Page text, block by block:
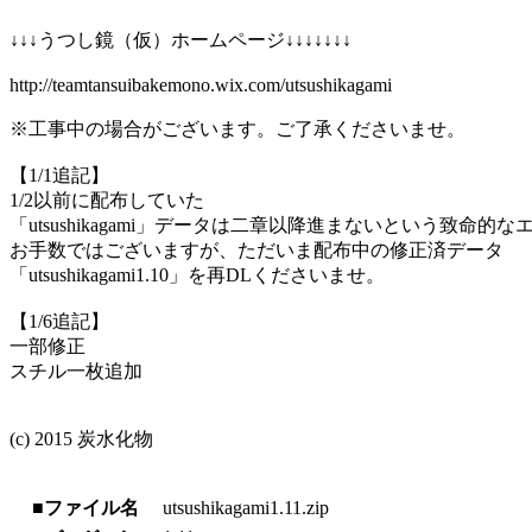
↓↓↓うつし鏡（仮）ホームページ↓↓↓↓↓↓↓
http://teamtansuibakemono.wix.com/utsushikagami
※工事中の場合がございます。ご了承くださいませ。
【1/1追記】
1/2以前に配布していた
「utsushikagami」データは二章以降進まないという致命的な
お手数ではございますが、ただいま配布中の修正済データ
「utsushikagami1.10」を再DLくださいませ。
【1/6追記】
一部修正
スチル一枚追加
(c) 2015 炭水化物
■ファイル名
utsushikagami1.11.zip